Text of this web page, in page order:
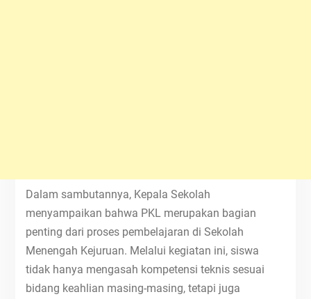
Dalam sambutannya, Kepala Sekolah
menyampaikan bahwa PKL merupakan bagian
penting dari proses pembelajaran di Sekolah
Menengah Kejuruan. Melalui kegiatan ini, siswa
tidak hanya mengasah kompetensi teknis sesuai
bidang keahlian masing-masing, tetapi juga